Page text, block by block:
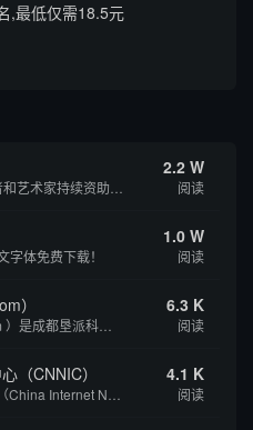
,最低仅需18.5元
2.2 W
阅读
体免费下载！
1.0 W
阅读
） 6.3 K
阅读
（CNNIC） 4.1 K
阅读